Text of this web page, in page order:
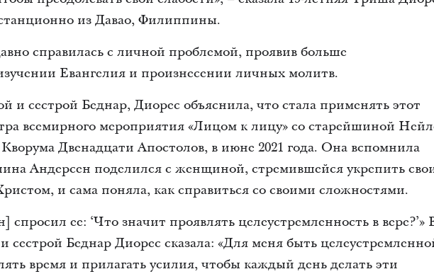
из Давао, Филиппины.
справилась с личной проблемой, проявив больше
Евангелия и произнесении личных молитв.
и сестрой Беднар, Диорес объяснила, что стала применять этот
всемирного мероприятия «Лицом к лицу» со старейшиной
Двенадцати Апостолов, в июне 2021 года. Она вспомнила
Андерсен поделился с женщиной, стремившейся укрепить
и сама поняла, как справиться со своими сложностями.
ее: ‘Что значит проявлять целеустремленность в вере?’»
сестрой Беднар Диорес сказала: «Для меня быть
время и прилагать усилия, чтобы каждый день делать эти